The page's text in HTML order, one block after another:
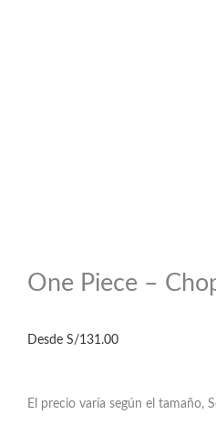
One Piece –
Desde S/131.00
El precio varía según el tamaño,